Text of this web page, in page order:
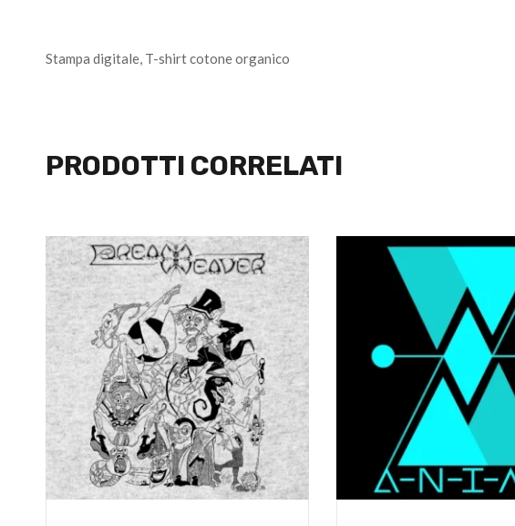
Stampa digitale, T-shirt cotone organico
PRODOTTI CORRELATI